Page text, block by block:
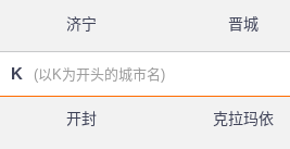
济宁 晋城
K (以K为开头的城市名)
开封 克拉玛依